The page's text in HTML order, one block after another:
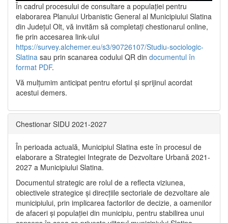
În cadrul procesului de consultare a populaţiei pentru
elaborarea Planului Urbanistic General al Municipiului Slatina
din Județul Olt, vă invităm să completați chestionarul online,
fie prin accesarea link-ului
https://survey.alchemer.eu/s3/90726107/Studiu-sociologic-
Slatina sau prin scanarea codului QR din documentul în
format PDF.
Vă mulţumim anticipat pentru efortul şi sprijinul acordat
acestui demers.
Chestionar SIDU 2021-2027
În perioada actuală, Municipiul Slatina este în procesul de
elaborare a Strategiei Integrate de Dezvoltare Urbană 2021‐
2027 a Municipiului Slatina.
Documentul strategic are rolul de a reflecta viziunea,
obiectivele strategice și direcțiile sectoriale de dezvoltare ale
municipiului, prin implicarea factorilor de decizie, a oamenilor
de afaceri și populației din municipiu, pentru stabilirea unui